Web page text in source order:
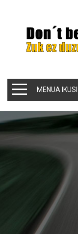
MENUA IKUSI